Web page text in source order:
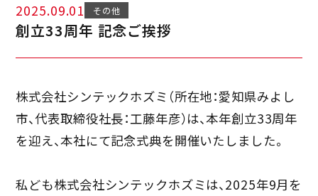
2025.09.01 その他
創立33周年 記念ご挨拶
株式会社シンテックホズミ（所在地：愛知県みよし
市、代表取締役社長：工藤年彦）は、本年創立33周年
を迎え、本社にて記念式典を開催いたしました。
私ども株式会社シンテックホズミは、2025年9月を